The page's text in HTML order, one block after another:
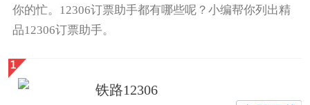
你的忙。12306订票助手都有哪些呢？小编帮你列出精
品12306订票助手。
铁路12306